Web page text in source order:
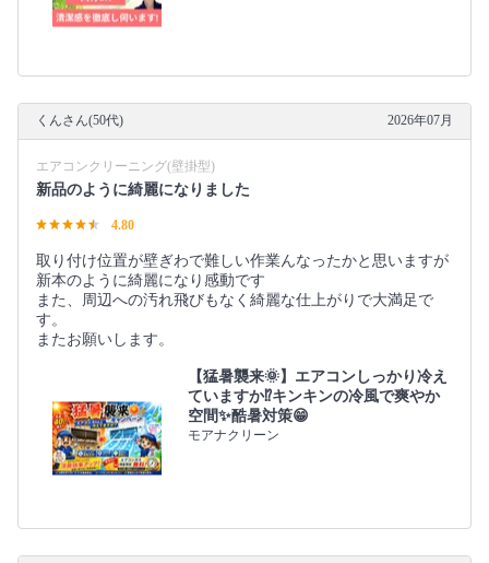
くんさん(50代) 2026年07月
エアコンクリーニング(壁掛型)
新品のように綺麗になりました
4.80
取り付け位置が壁ぎわで難しい作業んなったかと思いますが
新本のように綺麗になり感動です
また、周辺への汚れ飛びもなく綺麗な仕上がりで大満足で
す。
またお願いします。
【猛暑襲来🌞】エアコンしっかり冷え
ていますか⁉️キンキンの冷風で爽やか
空間✨️酷暑対策😁
モアナクリーン